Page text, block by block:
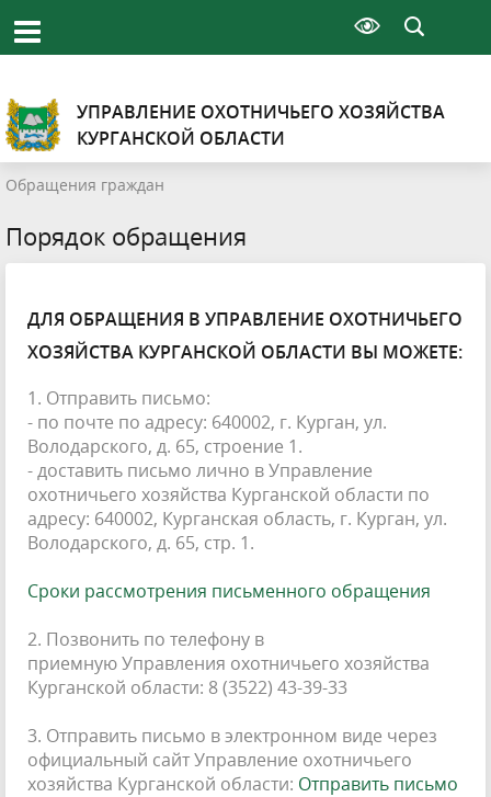
УПРАВЛЕНИЕ ОХОТНИЧЬЕГО ХОЗЯЙСТВА
КУРГАНСКОЙ ОБЛАСТИ
Обращения граждан
Порядок обращения
ДЛЯ ОБРАЩЕНИЯ В УПРАВЛЕНИЕ ОХОТНИЧЬЕГО
ХОЗЯЙСТВА КУРГАНСКОЙ ОБЛАСТИ ВЫ МОЖЕТЕ:
1. Отправить письмо:
- по почте по адресу: 640002, г. Курган, ул.
Володарского, д. 65, строение 1.
- доставить письмо лично в Управление
охотничьего хозяйства Курганской области по
адресу: 640002, Курганская область, г. Курган, ул.
Володарского, д. 65, стр. 1.
Сроки рассмотрения письменного обращения
2. Позвонить по телефону в
приемную Управления охотничьего хозяйства
Курганской области: 8 (3522) 43-39-33
3. Отправить письмо в электронном виде через
официальный сайт Управление охотничьего
хозяйства Курганской области: Отправить письмо